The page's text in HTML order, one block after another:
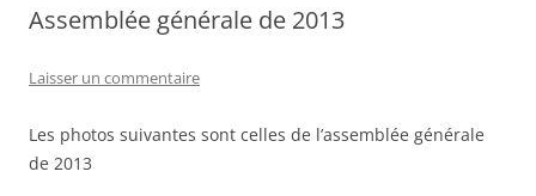
Assemblée générale de 2013
Laisser un commentaire
Les photos suivantes sont celles de l’assemblée générale
de 2013